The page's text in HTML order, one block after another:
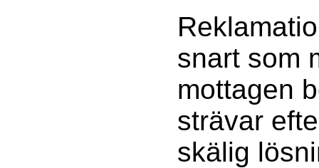
snart som
mottagen
strävar
skälig